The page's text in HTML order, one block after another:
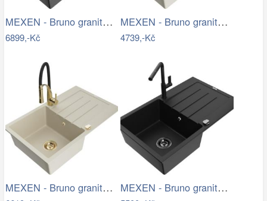
MEXEN - Bruno granitový dřez s…
6899,-Kč
MEXEN - Bruno granitový dřez 1 s…
4739,-Kč
MEXEN - Bruno granitový dřez s… MEXEN - Bruno granitový dřez 1 s…